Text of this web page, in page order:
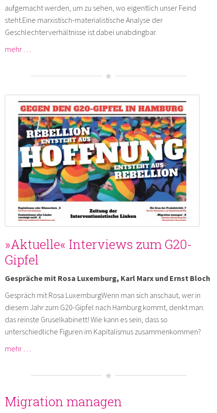
aufgemacht werden, um zu sehen, wo eigentlich unser Feind
steht.Eine marxistisch-materialistische Analyse der
Geschlechterverhältnisse ist dabei unabdingbar.
mehr …
»Aktuelle« Interviews zum G20-
Gipfel
Gespräche mit Rosa Luxemburg, Karl Marx und Ernst Bloch
Gespräch mit Rosa LuxemburgWenn man sich anschaut, wer in
diesem Jahr zum G20-Gipfel nach Hamburg kommt, denkt man:
das reinste Gruselkabinett! Wie kann es sein, dass so
unterschiedliche Figuren im Kapitalismus zusammenkommen?
mehr …
Migration managen